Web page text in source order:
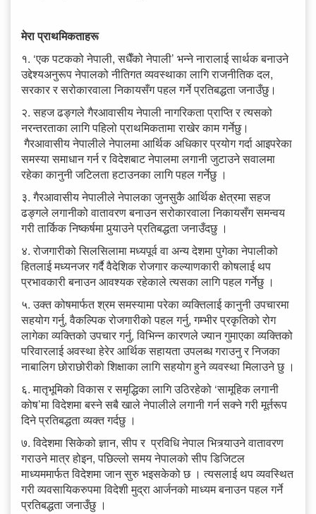
मेरा प्राथमिकताहरू
१. ‘एक पटकको नेपाली, सधैँको नेपाली’ भन्ने नारालाई सार्थक बनाउने
उद्देश्यअनुरूप नेपालको नीतिगत व्यवस्थाका लागि राजनीतिक दल,
सरकार र सरोकारवाला निकायसँग पहल गर्ने प्रतिबद्धता जनाउँछु।
२. सहज ढङ्गले गैरआवासीय नेपाली नागरिकता प्राप्ति र त्यसको
नरन्तरताका लागि पहिलो प्राथमिकतामा राखेर काम गर्नेछु।
गैरआवासीय नेपालीले नेपालमा आर्थिक अधिकार प्रयोग गर्दा आइपरेका
समस्या समाधान गर्न र विदेशबाट नेपालमा लगानी जुटाउने सवालमा
रहेका कानुनी जटिलता हटाउनका लागि पहल गर्नेछु ।
३. गैरआवासीय नेपालीले नेपालका जुनसुकै आर्थिक क्षेत्रमा सहज
ढङ्गले लगानीको वातावरण बनाउन सरोकारवाला निकायसँग समन्वय
गरी तार्किक निष्कर्षमा पुर्‍याउने प्रतिबद्धता जनाउँदछु ।
४. रोजगारीको सिलसिलामा मध्यपूर्व वा अन्य देशमा पुगेका नेपालीको
हितलाई मध्यनजर गर्दै वैदेशिक रोजगार कल्याणकारी कोषलाई थप
प्रभावकारी बनाउन आवश्यक रहेकाले त्यसका लागि पहल गर्नेछु ।
५. उक्त कोषमार्फत श्रम समस्यामा परेका व्यक्तिलाई कानुनी उपचारमा
सहयोग गर्नु, वैकल्पिक रोजगारीको पहल गर्नु, गम्भीर प्रकृतिको रोग
लागेका व्यक्तिको उपचार गर्नु, विभिन्न कारणले ज्यान गुमाएका व्यक्तिको
परिवारलाई अवस्था हेरेर आर्थिक सहायता उपलब्ध गराउनु र निजका
नाबालिग छोराछोरीको शिक्षाका लागि सहयोग हुने व्यवस्था मिलाउने छु ।
६. मातृभूमिको विकास र समृद्धिका लागि उठिरहेको ‘सामूहिक लगानी
कोष’मा विदेशमा बस्ने सबै खाले नेपालीले लगानी गर्न सक्ने गरी मूर्तरूप
दिने प्रतिबद्धता व्यक्त गर्दछु ।
७. विदेशमा सिकेको ज्ञान, सीप र प्रविधि नेपाल भित्र्याउने वातावरण
गराउने मात्र होइन, पछिल्लो समय नेपालको सीप डिजिटल
माध्यममार्फत विदेशमा जान सुरु भइसकेको छ । त्यसलाई थप व्यवस्थित
गरी व्यवसायिकरुपमा विदेशी मुद्रा आर्जनको माध्यम बनाउन पहल गर्ने
प्रतिबद्धता जनाउँछु ।